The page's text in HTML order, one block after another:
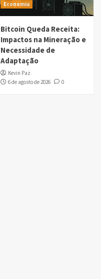
Economia
Bitcoin Queda Receita:
Impactos na Mineração e
Necessidade de
Adaptação
Kevin Paz
6 de agosto de 2026
0